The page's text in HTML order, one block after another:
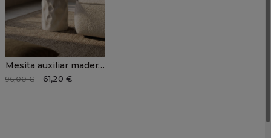
Mesita auxiliar madera ORLAN
96,00 € 61,20 €